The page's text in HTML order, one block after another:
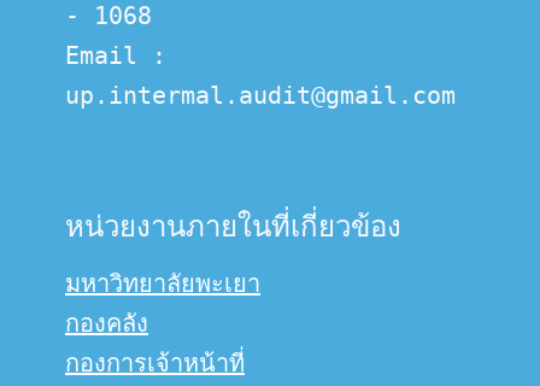
- 1068
Email :
up.intermal.audit@gmail.com
หน่วยงานภายในที่เกี่ยวข้อง
มหาวิทยาลัยพะเยา
กองคลัง
กองการเจ้าหน้าที่